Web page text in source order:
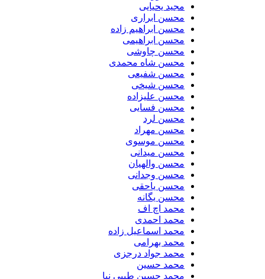
مجید یحیایی
محسن ابراری
محسن ابراهیم زاده
محسن ابراهیمی
محسن چاوشی
محسن شاه محمدی
محسن شفیعی
محسن شیخی
محسن علیزاده
محسن فسایی
محسن لرد
محسن مهراد
محسن موسوی
محسن میدانی
محسن والهیان
محسن وجدانی
محسن یاحقی
محسن یگانه
محمد اچ اف
محمد احمدی
محمد اسماعیل زاده
محمد بهرامی
محمد جواد درجزی
محمد حسین
محمد حسین طیبی نیا